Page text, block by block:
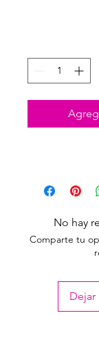
No hay
Comparte tu
Dejar